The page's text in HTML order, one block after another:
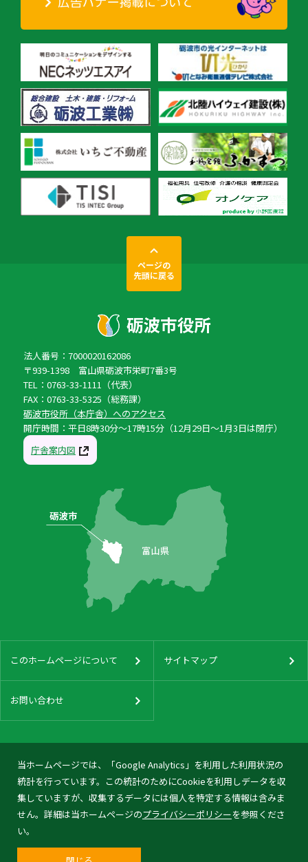
当ホームページでは、「Google Analytics」を利用した利用状況の
統計を行っています。この統計のためにCookieを利用しデータを収
集していますが、収集するデータには個人を特定する情報は含みま
せん。詳細は当ホームページのプライバシーポリシーを参照くださ
い。
ページの
先頭に戻る
法人番号：7000020162086
〒939-1398 富山県砺波市栄町7番3号
TEL：0763-33-1111（代表）
FAX：0763-33-5325（総務課）
砺波市役所（本庁舎）へのアクセス
開庁時間：平日8時30分〜17時15分（12月29日〜1月3日は閉庁）
庁舎案内図
このホームページについて サイトマップ
お問い合わせ